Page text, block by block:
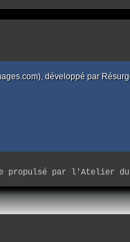
développé par
propulsé par l'Atelier du